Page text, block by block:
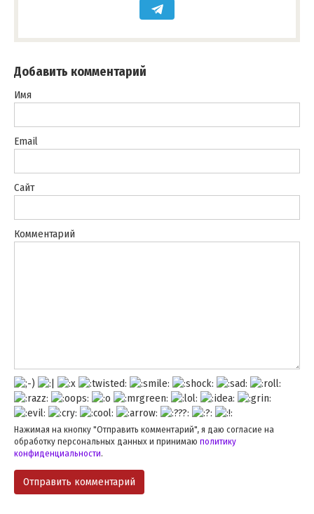
Добавить комментарий
Имя
Email
Сайт
Комментарий
Нажимая на кнопку "Отправить комментарий", я даю согласие на
обработку персональных данных и принимаю политику
конфиденциальности.